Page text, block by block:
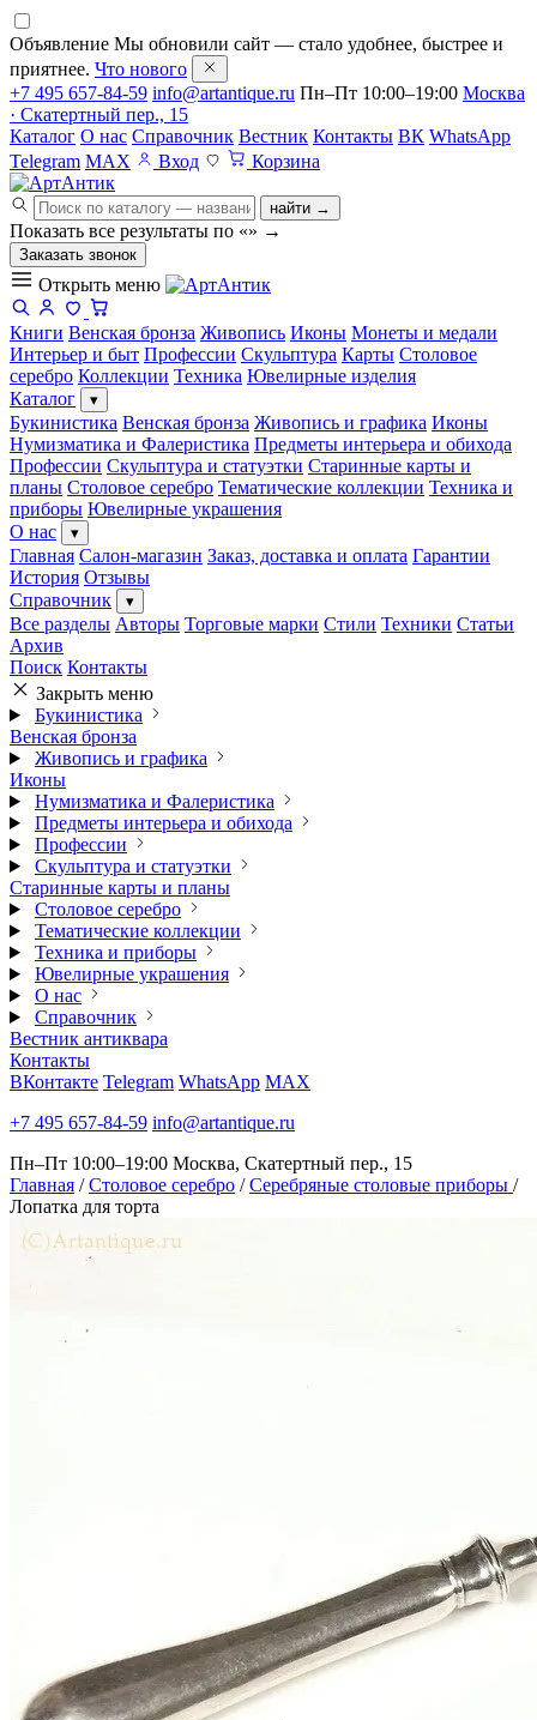
Объявление Мы обновили сайт — стало удобнее, быстрее и
приятнее. Что нового
+7 495 657-84-59 info@artantique.ru Пн–Пт 10:00–19:00 Москва
· Скатертный пер., 15
Каталог О нас Справочник Вестник Контакты ВК WhatsApp
Telegram MAX Вход Корзина
найти →
Показать все результаты по «» →
Заказать звонок
Открыть меню
Книги Венская бронза Живопись Иконы Монеты и медали
Интерьер и быт Профессии Скульптура Карты Столовое
серебро Коллекции Техника Ювелирные изделия
Каталог
▾
Букинистика Венская бронза Живопись и графика Иконы
Нумизматика и Фалеристика Предметы интерьера и обихода
Профессии Скульптура и статуэтки Старинные карты и
планы Столовое серебро Тематические коллекции Техника и
приборы Ювелирные украшения
О нас
▾
Главная Салон-магазин Заказ, доставка и оплата Гарантии
История Отзывы
Справочник
▾
Все разделы Авторы Торговые марки Стили Техники Статьи
Архив
Поиск Контакты
Закрыть меню
Букинистика
Венская бронза
Живопись и графика
Иконы
Нумизматика и Фалеристика
Предметы интерьера и обихода
Профессии
Скульптура и статуэтки
Старинные карты и планы
Столовое серебро
Тематические коллекции
Техника и приборы
Ювелирные украшения
О нас
Справочник
Вестник антиквара
Контакты
ВКонтакте Telegram WhatsApp MAX
+7 495 657-84-59 info@artantique.ru
Пн–Пт 10:00–19:00 Москва, Скатертный пер., 15
Главная / Столовое серебро / Серебряные столовые приборы /
Лопатка для торта